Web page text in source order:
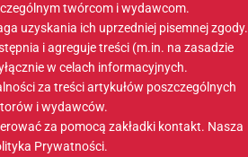
twórcom i wydawcom.
uzyskania ich uprzedniej pisemnej zgody.
i agreguje treści (m.in. na zasadzie
w celach informacyjnych.
za treści artykułów poszczególnych
i wydawców.
za pomocą zakładki kontakt. Nasza
Prywatności.